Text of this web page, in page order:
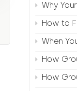
Why Your Grout Job
How to Find the Real
When Your
How Grout
How Grout Saves